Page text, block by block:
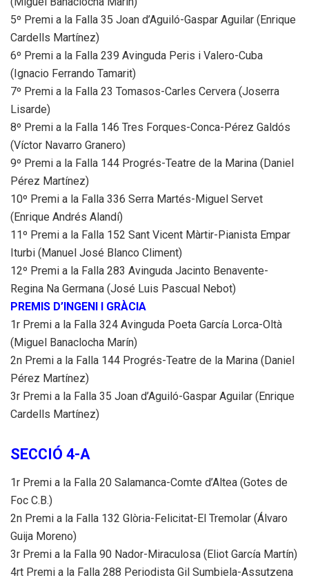
5º Premi a la Falla 35 Joan d’Aguiló-Gaspar Aguilar (Enrique
Cardells Martínez)
6º Premi a la Falla 239 Avinguda Peris i Valero-Cuba
(Ignacio Ferrando Tamarit)
7º Premi a la Falla 23 Tomasos-Carles Cervera (Joserra
Lisarde)
8º Premi a la Falla 146 Tres Forques-Conca-Pérez Galdós
(Víctor Navarro Granero)
9º Premi a la Falla 144 Progrés-Teatre de la Marina (Daniel
Pérez Martínez)
10º Premi a la Falla 336 Serra Martés-Miguel Servet
(Enrique Andrés Alandí)
11º Premi a la Falla 152 Sant Vicent Màrtir-Pianista Empar
Iturbi (Manuel José Blanco Climent)
12º Premi a la Falla 283 Avinguda Jacinto Benavente-
Regina Na Germana (José Luis Pascual Nebot)
PREMIS D’INGENI I GRÀCIA
1r Premi a la Falla 324 Avinguda Poeta García Lorca-Oltà
(Miguel Banaclocha Marín)
2n Premi a la Falla 144 Progrés-Teatre de la Marina (Daniel
Pérez Martínez)
3r Premi a la Falla 35 Joan d’Aguiló-Gaspar Aguilar (Enrique
Cardells Martínez)
SECCIÓ 4-A
1r Premi a la Falla 20 Salamanca-Comte d’Altea (Gotes de
Foc C.B.)
2n Premi a la Falla 132 Glòria-Felicitat-El Tremolar (Álvaro
Guija Moreno)
3r Premi a la Falla 90 Nador-Miraculosa (Eliot García Martín)
4rt Premi a la Falla 288 Periodista Gil Sumbiela-Assutzena